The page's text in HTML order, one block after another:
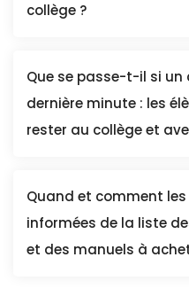
collège ?
Que se passe-t-il si
dernière minute : les
rester au collège et
Quand et comment
informées de la liste
et des manuels à